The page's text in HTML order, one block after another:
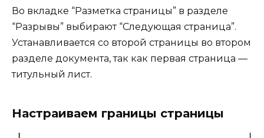
Во вкладке “Разметка страницы” в разделе
“Разрывы” выбирают “Следующая страница”.
Устанавливается со второй страницы во втором
разделе документа, так как первая страница —
титульный лист.
Настраиваем границы страницы